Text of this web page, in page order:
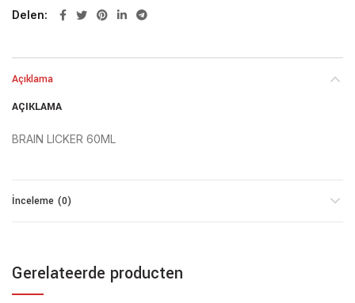
Delen
Açıklama
AÇIKLAMA
BRAIN LICKER 60ML
İnceleme (0)
Gerelateerde producten